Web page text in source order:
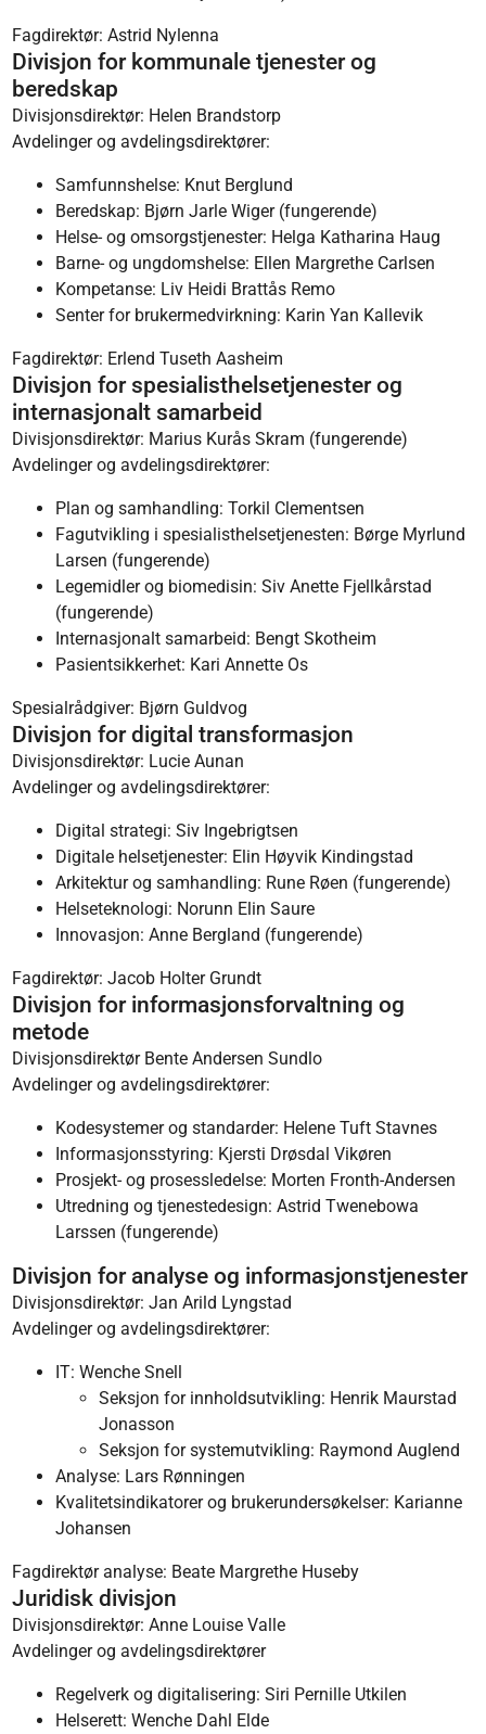
Fagdirektør: Astrid Nylenna
Divisjon for kommunale tjenester og
beredskap
Divisjonsdirektør: Helen Brandstorp
Avdelinger og avdelingsdirektører:
Samfunnshelse: Knut Berglund
Beredskap: Bjørn Jarle Wiger (fungerende)
Helse- og omsorgstjenester: Helga Katharina Haug
Barne- og ungdomshelse: Ellen Margrethe Carlsen
Kompetanse: Liv Heidi Brattås Remo
Senter for brukermedvirkning: Karin Yan Kallevik
Fagdirektør: Erlend Tuseth Aasheim
Divisjon for spesialisthelsetjenester og
internasjonalt samarbeid
Divisjonsdirektør: Marius Kurås Skram (fungerende)
Avdelinger og avdelingsdirektører:
Plan og samhandling: Torkil Clementsen
Fagutvikling i spesialisthelsetjenesten: Børge Myrlund
Larsen (fungerende)
Legemidler og biomedisin: Siv Anette Fjellkårstad
(fungerende)
Internasjonalt samarbeid: Bengt Skotheim
Pasientsikkerhet: Kari Annette Os
Spesialrådgiver: Bjørn Guldvog
Divisjon for digital transformasjon
Divisjonsdirektør: Lucie Aunan
Avdelinger og avdelingsdirektører:
Digital strategi: Siv Ingebrigtsen
Digitale helsetjenester: Elin Høyvik Kindingstad
Arkitektur og samhandling: Rune Røen (fungerende)
Helseteknologi: Norunn Elin Saure
Innovasjon: Anne Bergland (fungerende)
Fagdirektør: Jacob Holter Grundt
Divisjon for informasjonsforvaltning og
metode
Divisjonsdirektør Bente Andersen Sundlo
Avdelinger og avdelingsdirektører:
Kodesystemer og standarder: Helene Tuft Stavnes
Informasjonsstyring: Kjersti Drøsdal Vikøren
Prosjekt- og prosessledelse: Morten Fronth-Andersen
Utredning og tjenestedesign: Astrid Twenebowa
Larssen (fungerende)
Divisjon for analyse og informasjonstjenester
Divisjonsdirektør: Jan Arild Lyngstad
Avdelinger og avdelingsdirektører:
IT: Wenche Snell
Seksjon for innholdsutvikling: Henrik Maurstad
Jonasson
Seksjon for systemutvikling: Raymond Auglend
Analyse: Lars Rønningen
Kvalitetsindikatorer og brukerundersøkelser: Karianne
Johansen
Fagdirektør analyse: Beate Margrethe Huseby
Juridisk divisjon
Divisjonsdirektør: Anne Louise Valle
Avdelinger og avdelingsdirektører
Regelverk og digitalisering: Siri Pernille Utkilen
Helserett: Wenche Dahl Elde